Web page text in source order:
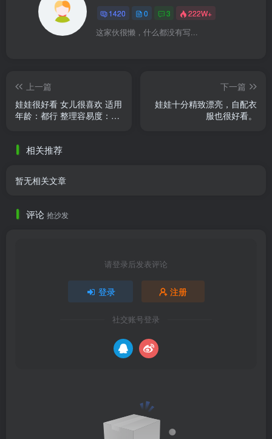
1420 0 3 222W+
这家伙很懒，什么都没有写...
上一篇
娃娃很好看 女儿很喜欢 适用
年龄：都行 整理容易度：易
......
下一篇
娃娃十分精致漂亮，自配衣
服也很好看。
相关推荐
暂无相关文章
评论 抢沙发
请登录后发表评论
登录 注册
社交账号登录